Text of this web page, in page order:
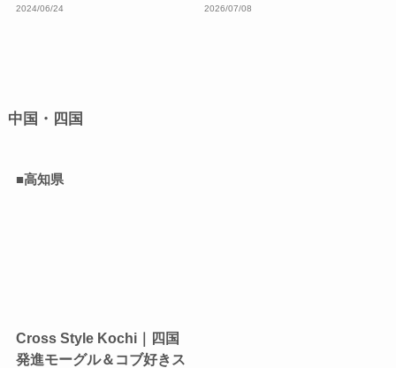
2024/06/24 2026/07/08
中国・四国
■高知県
Cross Style Kochi｜四国
発進モーグル＆コブ好きス